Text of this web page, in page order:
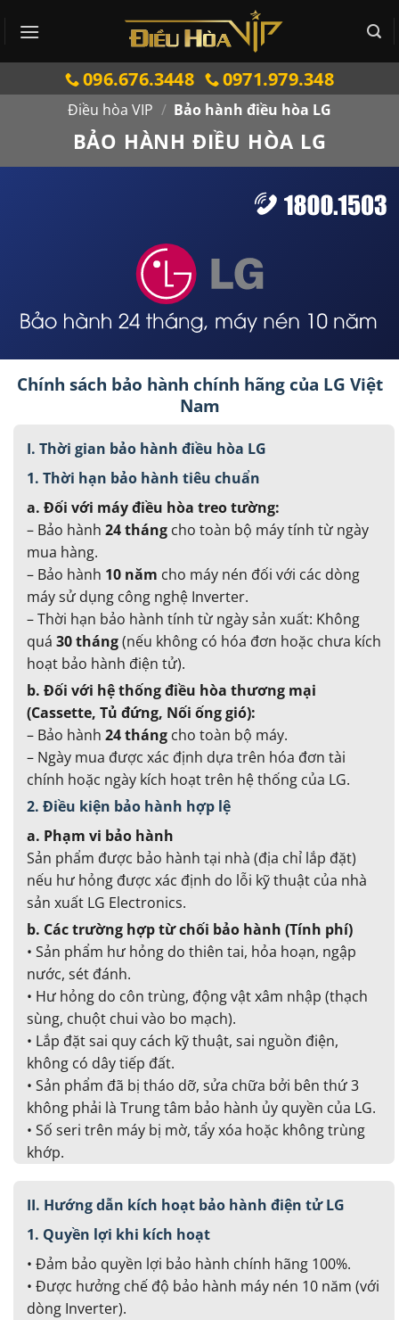
qua
096.676.3448 0971.979.348
Điều hòa VIP / Bảo hành điều hòa LG
BẢO HÀNH ĐIỀU HÒA LG
Chính sách bảo hành chính hãng của LG Việt
Nam
I. Thời gian bảo hành điều hòa LG
1. Thời hạn bảo hành tiêu chuẩn
a. Đối với máy điều hòa treo tường:
– Bảo hành 24 tháng cho toàn bộ máy tính từ ngày
mua hàng.
– Bảo hành 10 năm cho máy nén đối với các dòng
máy sử dụng công nghệ Inverter.
– Thời hạn bảo hành tính từ ngày sản xuất: Không
quá 30 tháng(nếu không có hóa đơn hoặc chưa kích
hoạt bảo hành điện tử).
b. Đối với hệ thống điều hòa thương mại
(Cassette, Tủ đứng, Nối ống gió):
– Bảo hành 24 tháng cho toàn bộ máy.
– Ngày mua được xác định dựa trên hóa đơn tài
chính hoặc ngày kích hoạt trên hệ thống của LG.
2. Điều kiện bảo hành hợp lệ
a. Phạm vi bảo hành
Sản phẩm được bảo hành tại nhà (địa chỉ lắp đặt)
nếu hư hỏng được xác định do lỗi kỹ thuật của nhà
sản xuất LG Electronics.
b. Các trường hợp từ chối bảo hành (Tính phí)
• Sản phẩm hư hỏng do thiên tai, hỏa hoạn, ngập
nước, sét đánh.
• Hư hỏng do côn trùng, động vật xâm nhập (thạch
sùng, chuột chui vào bo mạch).
• Lắp đặt sai quy cách kỹ thuật, sai nguồn điện,
không có dây tiếp đất.
• Sản phẩm đã bị tháo dỡ, sửa chữa bởi bên thứ 3
không phải là Trung tâm bảo hành ủy quyền của LG.
• Số seri trên máy bị mờ, tẩy xóa hoặc không trùng
khớp.
II. Hướng dẫn kích hoạt bảo hành điện tử LG
1. Quyền lợi khi kích hoạt
• Đảm bảo quyền lợi bảo hành chính hãng 100%.
• Được hưởng chế độ bảo hành máy nén 10 năm (với
dòng Inverter).